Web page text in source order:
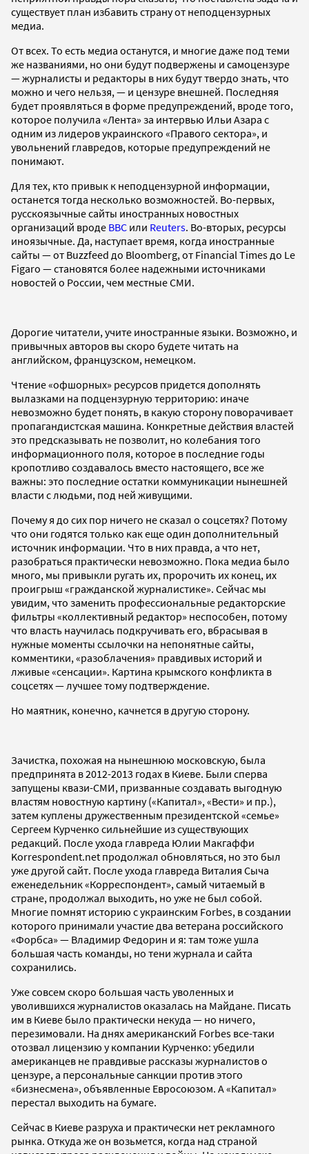
существует план избавить страну от неподцензурных
медиа.
От всех. То есть медиа останутся, и многие даже под теми
же названиями, но они будут подвержены и самоцензуре
— журналисты и редакторы в них будут твердо знать, что
можно и чего нельзя, — и цензуре внешней. Последняя
будет проявляться в форме предупреждений, вроде того,
которое получила «Лента» за интервью Ильи Азара с
одним из лидеров украинского «Правого сектора», и
увольнений главредов, которые предупреждений не
понимают.
Для тех, кто привык к неподцензурной информации,
останется тогда несколько возможностей. Во-первых,
русскоязычные сайты иностранных новостных
организаций вроде BBC или Reuters. Во-вторых, ресурсы
иноязычные. Да, наступает время, когда иностранные
сайты — от Buzzfeed до Bloomberg, от Financial Times до Le
Figaro — становятся более надежными источниками
новостей о России, чем местные СМИ.
Дорогие читатели, учите иностранные языки. Возможно, и
привычных авторов вы скоро будете читать на
английском, французском, немецком.
Чтение «офшорных» ресурсов придется дополнять
вылазками на подцензурную территорию: иначе
невозможно будет понять, в какую сторону поворачивает
пропагандистская машина. Конкретные действия властей
это предсказывать не позволит, но колебания того
информационного поля, которое в последние годы
кропотливо создавалось вместо настоящего, все же
важны: это последние остатки коммуникации нынешней
власти с людьми, под ней живущими.
Почему я до сих пор ничего не сказал о соцсетях? Потому
что они годятся только как еще один дополнительный
источник информации. Что в них правда, а что нет,
разобраться практически невозможно. Пока медиа было
много, мы привыкли ругать их, пророчить их конец, их
проигрыш «гражданской журналистике». Сейчас мы
увидим, что заменить профессиональные редакторские
фильтры «коллективный редактор» неспособен, потому
что власть научилась подкручивать его, вбрасывая в
нужные моменты ссылочки на непонятные сайты,
комментики, «разоблачения» правдивых историй и
лживые «сенсации». Картина крымского конфликта в
соцсетях — лучшее тому подтверждение.
Но маятник, конечно, качнется в другую сторону.
Зачистка, похожая на нынешнюю московскую, была
предпринята в 2012-2013 годах в Киеве. Были сперва
запущены квази-СМИ, призванные создавать выгодную
властям новостную картину («Капитал», «Вести» и пр.),
затем куплены дружественным президентской «семье»
Сергеем Курченко сильнейшие из существующих
редакций. После ухода главреда Юлии Макгаффи
Korrespondent.net продолжал обновляться, но это был
уже другой сайт. После ухода главреда Виталия Сыча
еженедельник «Корреспондент», самый читаемый в
стране, продолжал выходить, но уже не был собой.
Многие помнят историю с украинским Forbes, в создании
которого принимали участие два ветерана российского
«Форбса» — Владимир Федорин и я: там тоже ушла
большая часть команды, но тени журнала и сайта
сохранились.
Уже совсем скоро большая часть уволенных и
уволившихся журналистов оказалась на Майдане. Писать
им в Киеве было практически некуда — но ничего,
перезимовали. На днях американский Forbes все-таки
отозвал лицензию у компании Курченко: убедили
американцев не правдивые рассказы журналистов о
цензуре, а персональные санкции против этого
«бизнесмена», объявленные Евросоюзом. А «Капитал»
перестал выходить на бумаге.
Сейчас в Киеве разруха и практически нет рекламного
рынка. Откуда же он возьмется, когда над страной